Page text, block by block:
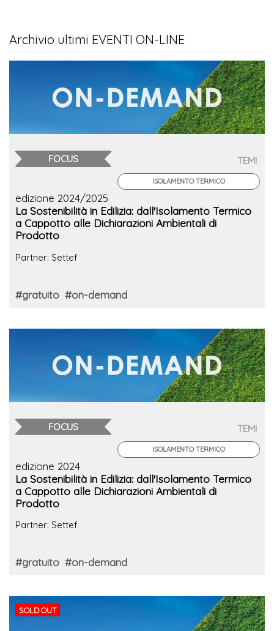
Archivio ultimi EVENTI ON-LINE
FOCUS TEMI
ISOLAMENTO TERMICO
edizione 2024/2025
La Sostenibilità in Edilizia: dall'Isolamento Termico
a Cappotto alle Dichiarazioni Ambientali di
Prodotto
Partner: Settef
#gratuito #on-demand
FOCUS TEMI
ISOLAMENTO TERMICO
edizione 2024
La Sostenibilità in Edilizia: dall'Isolamento Termico
a Cappotto alle Dichiarazioni Ambientali di
Prodotto
Partner: Settef
#gratuito #on-demand
SOLD OUT